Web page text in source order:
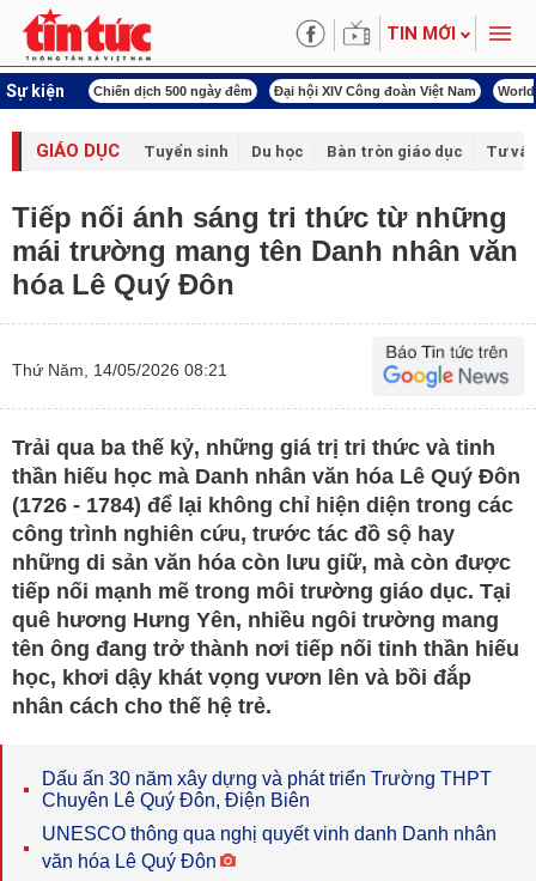
TIN MỚI
Sự kiện
500 ngày đêm Đại hội XIV Công đoàn Việt Nam World Cup 2026 Kỳ họp
GIÁO DỤC Tuyển sinh Du học Bàn tròn giáo dục Tư
Tiếp nối ánh sáng tri thức từ những
mái trường mang tên Danh nhân văn
hóa Lê Quý Đôn
Thứ Năm, 14/05/2026 08:21
Trải qua ba thế kỷ, những giá trị tri thức và tinh
thần hiếu học mà Danh nhân văn hóa Lê Quý Đôn
(1726 - 1784) để lại không chỉ hiện diện trong các
công trình nghiên cứu, trước tác đồ sộ hay
những di sản văn hóa còn lưu giữ, mà còn được
tiếp nối mạnh mẽ trong môi trường giáo dục. Tại
quê hương Hưng Yên, nhiều ngôi trường mang
tên ông đang trở thành nơi tiếp nối tinh thần hiếu
học, khơi dậy khát vọng vươn lên và bồi đắp
nhân cách cho thế hệ trẻ.
Dấu ấn 30 năm xây dựng và phát triển Trường THPT
Chuyên Lê Quý Đôn, Điện Biên
UNESCO thông qua nghị quyết vinh danh Danh nhân
văn hóa Lê Quý Đôn